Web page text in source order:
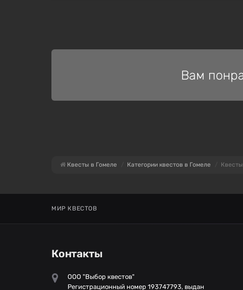
Вам
Квесты в Гомеле Категории квестов в Гомеле
МИР КВЕСТОВ
Контакты
ООО "Выбор квестов"
Регистрационный номер 193747793, выдан